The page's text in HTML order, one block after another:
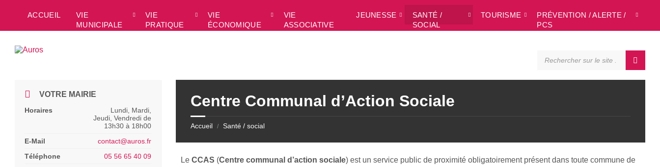
sidebar
ACCUEIL
VIE
MUNICIPALE
VIE
PRATIQUE
VIE
ÉCONOMIQUE
VIE
ASSOCIATIVE
JEUNESSE
SANTÉ /
SOCIAL
TOURISME
PRÉVENTION / ALERTE /
PCS
Centre Communal d’Action Sociale
Accueil / Santé / social
LeCCAS (Centre communal d’action sociale) est un service public de proximité obligatoirement présent dans toute commune de
VOTRE MAIRIE
Horaires
Lundi, Mardi,
Jeudi, Vendredi de
13h30 à 18h00
E-Mail
contact@auros.fr
Téléphone
05 56 65 40 09